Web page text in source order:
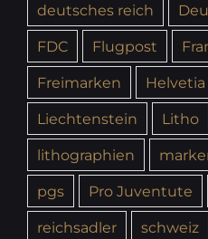
deutsches reich
FDC
Flugpost
Freimarken
Helvetia
Liechtenstein
Litho
lithographien
pgs
Pro Juventute
reichsadler
schweiz